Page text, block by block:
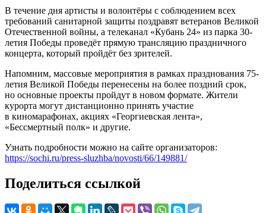
В течение дня артисты и волонтёры с соблюдением всех
требований санитарной защиты поздравят ветеранов Великой
Отечественной войны, а телеканал «Кубань 24» из парка 30-
летия Победы проведёт прямую трансляцию праздничного
концерта, который пройдёт без зрителей.
Напомним, массовые мероприятия в рамках празднования 75-
летия Великой Победы перенесены на более поздний срок,
но основные проекты пройдут в новом формате. Жители
курорта могут дистанционно принять участие
в киномарафонах, акциях «Георгиевская лента»,
«Бессмертный полк» и другие.
Узнать подробности можно на сайте организаторов:
https://sochi.ru/press-sluzhba/novosti/66/149881/
Поделиться ссылкой